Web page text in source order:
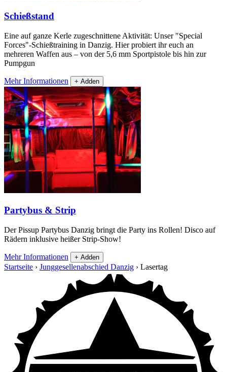
Schießstand
Eine auf ganze Kerle zugeschnittene Aktivität: Unser "Special
Forces"-Schießtraining in Danzig. Hier probiert ihr euch an
mehreren Waffen aus – von der 5,6 mm Sportpistole bis hin zur
Pumpgun
Mehr Informationen + Adden
Partybus & Strip
Der Pissup Partybus Danzig bringt die Party ins Rollen! Disco auf
Rädern inklusive heißer Strip-Show!
Mehr Informationen + Adden
Startseite › Junggesellenabschied Danzig › Lasertag